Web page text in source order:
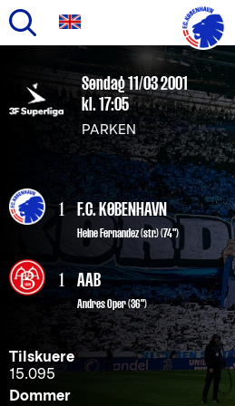
hovedindhold
Primær
navigation
Søndag 11/03 2001
kl. 17:05
PARKEN
1 F.C. KØBENHAVN
Heine Fernandez(str.) (74")
1 AAB
Andres Oper (36")
Tilskuere
15.095
Dommer